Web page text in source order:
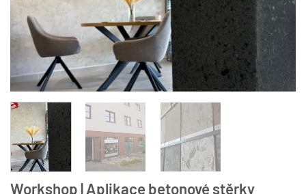
Workshop | Aplikace betonové stěrky